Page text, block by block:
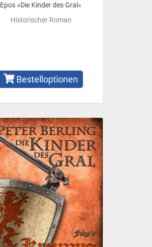
Epos »Die Kinder des Gral«
Historischer Roman
Bestelloptionen